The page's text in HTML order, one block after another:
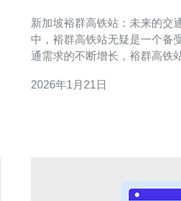
新加坡裕群高铁站：未来的交通枢纽 在新加坡的
中，裕群高铁站无疑是一个备
通需求的不断增长，裕群高铁
深入探索。 1. 智能交通系统的实施 未来的裕群高铁站将引
2026年1月21日